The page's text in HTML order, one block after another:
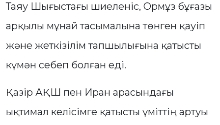
Таяу Шығыстағы шиеленіс, Ормұз бұғазы
арқылы мұнай тасымалына төнген қауіп
және жеткізілім тапшылығына қатысты
күмән себеп болған еді.
Қазір АҚШ пен Иран арасындағы
ықтимал келісімге қатысты үміттің артуы